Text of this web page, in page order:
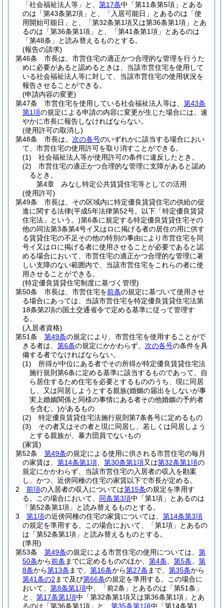
「社会福祉法人等」と、 第17条中「第11条第5項」とある
のは「第43条第2項」と、「入居可能日」とあるのは「使
用開始可能日」と、「第32条第1項又は第36条第1項」とあ
るのは「第36条第1項」と、「第41条第1項」とあるのは
「第48条」と読み替えるものとする。
(報告の請求)
第46条
市長は、市営住宅の適正かつ合理的な管理を行うた
めに必要があると認めるときは、当該市営住宅を使用して
いる社会福祉法人等に対して、当該市営住宅の使用状況を
報告させることができる。
(申請内容の変更)
第47条
市営住宅を使用している社会福祉法人等は、 第43条
第1項の規定による申請の内容に変更が生じた場合には、速
やかに市長に報告しなければならない。
(使用許可の取消し)
第48条
市長は、 次の各号のいずれかに該当する場合におい
て、市営住宅の使用許可を取り消すことができる。
(1)
社会福祉法人等が使用許可の条件に違反したとき。
(2)
市営住宅の適正かつ合理的な管理に支障があると認め
るとき。
第4章
みなし特定公共賃貸住宅等としての活用
(使用許可)
第49条
市長は、その区域内に特定優良賃貸住宅の供給の促
進に関する法律(平成5年法律第52号。以下「特定優良賃貸
住宅法」という。)第6条に規定する特定優良賃貸住宅その
他の同法第3条第4号イ又はロに掲げる者の居住の用に供す
る賃貸住宅の不足その他の特別の事由により市営住宅を同
号イ又はロに掲げる者に使用させることが必要であると認
める場合において、市営住宅の適正かつ合理的な管理に著
しい支障のない範囲内で、当該市営住宅をこれらの者に使
用させることができる。
(特定優良賃貸住宅制度に基づく管理)
第50条
市長は、市営住宅を前条の規定に基づいて使用させ
る場合にあっては、当該市営住宅を特定優良賃貸住宅法第
18条第2項の国土交通省令で定める基準に従って管理す
る。
(入居者資格)
第51条
第49条の規定により、市営住宅を使用することがで
きる者は、 第6条の規定にかかわらず、 次の各号の条件を具
備する者でなければならない。
(1)
所得が中位にある者でその所得が特定優良賃貸住宅法
施行規則第6条に定める基準に該当するものであって、自
ら居住するため住宅を必要とするもののうち、現に同居
し、又は同居しようとする親族(婚姻の届出をしないが事
実上婚姻関係と同様の事情にある者その他婚姻の予約者
を含む。)があるもの
(2)
特定優良賃貸住宅法施行規則第7条各号に定めるもの
(3)
その者又はその者と現に同居し、若しくは同居しよう
とする親族が、暴力団員でないもの
(家賃)
第52条
第49条の規定による使用に供される市営住宅の毎月
の家賃は、 第14条第1項 第30条第1項又は第32条第1項の
規定にかかわらず、当該市営住宅の入居者の収入を勘案
し、かつ、近傍同種の住宅の家賃以下で市長が定める。
2
前項の入居者の収入については第15条の規定を準用す
る。
この場合において、 同条第3項中「第1項」とあるのは
「第52条第1項」と読み替えるものとする。
3
第1項の近傍同種の住宅の家賃については、 第14条第3項
の規定を準用する。
この場合において、「第1項」とあるの
は「第52条第1項」と読み替えるものとする。
(準用)
第53条
第49条の規定による市営住宅の使用については、 第
50条から前条 までに定めるもののほか、 第4条 第5条
第
8条から第13条 まで、 第16条から第27条 まで、 第35条から
第41条の2 まで及び第66条の規定を準用する。
この場合に
おいて、 第8条第1項中、「前2条」とあるのは「第51条」
と、 第17条第1項中「第32条第1項又は第36条第1項」とあ
るのは「第36条第1項」と、 第35条第1項中「第14条第1